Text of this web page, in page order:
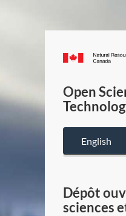
Open
English
Dépôt
sciences